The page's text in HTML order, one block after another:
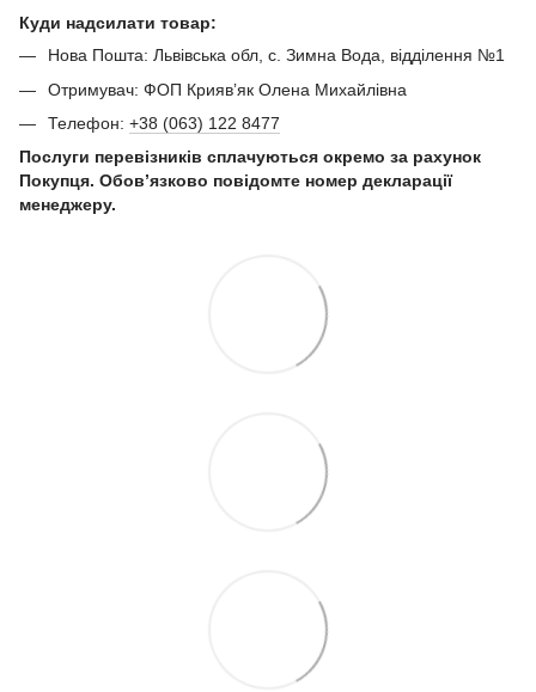
Куди надсилати товар:
Нова Пошта: Львівська обл, с. Зимна Вода, відділення №1
Отримувач: ФОП Криявʼяк Олена Михайлівна
Телефон: +38 (063) 122 8477
Послуги перевізників сплачуються окремо за рахунок
Покупця. Обов’язково повідомте номер декларації
менеджеру.